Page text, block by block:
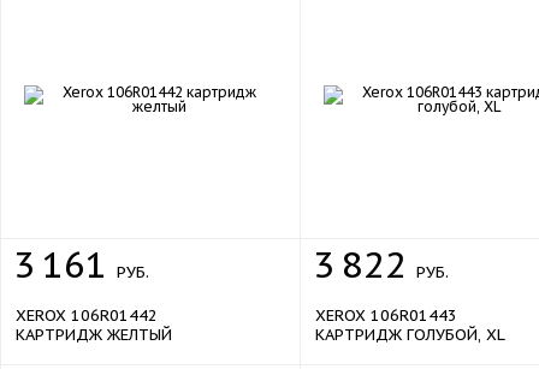
3 161 РУБ.
XEROX 106R01442
КАРТРИДЖ ЖЕЛТЫЙ
3 822 РУБ.
XEROX 106R01443
КАРТРИДЖ ГОЛУБОЙ, XL